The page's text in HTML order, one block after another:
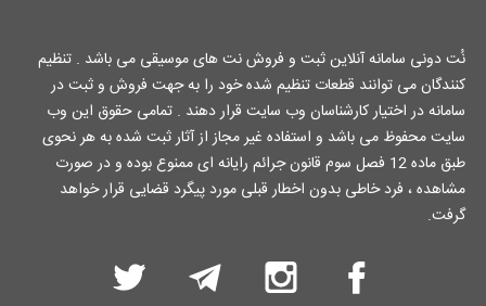
نُت دونی سامانه آنلاین ثبت و فروش نت های موسیقی می باشد . تنظیم
کنندگان می توانند قطعات تنظیم شده خود را به جهت فروش و ثبت در
سامانه در اختیار کارشناسان وب سایت قرار دهند . تمامی حقوق این وب
سایت محفوظ می باشد و استفاده غیر مجاز از آثار ثبت شده به هر نحوی
طبق ماده 12 فصل سوم قانون جرائم رایانه ای ممنوع بوده و در صورت
مشاهده ، فرد خاطی بدون اخطار قبلی مورد پیگرد قضایی قرار خواهد
گرفت.